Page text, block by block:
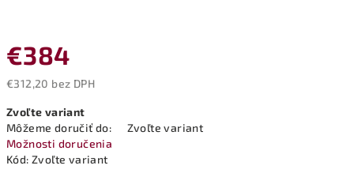
€384
€312,20 bez DPH
cena:
Zvoľte variant
Môžeme doručiť do:
Zvoľte variant
Možnosti doručenia
Kód: Zvoľte variant